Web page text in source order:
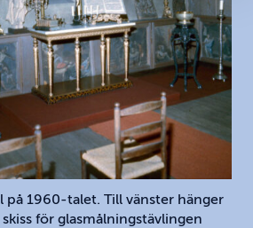
på 1960-talet. Till vänster hänger
för glasmålningstävlingen